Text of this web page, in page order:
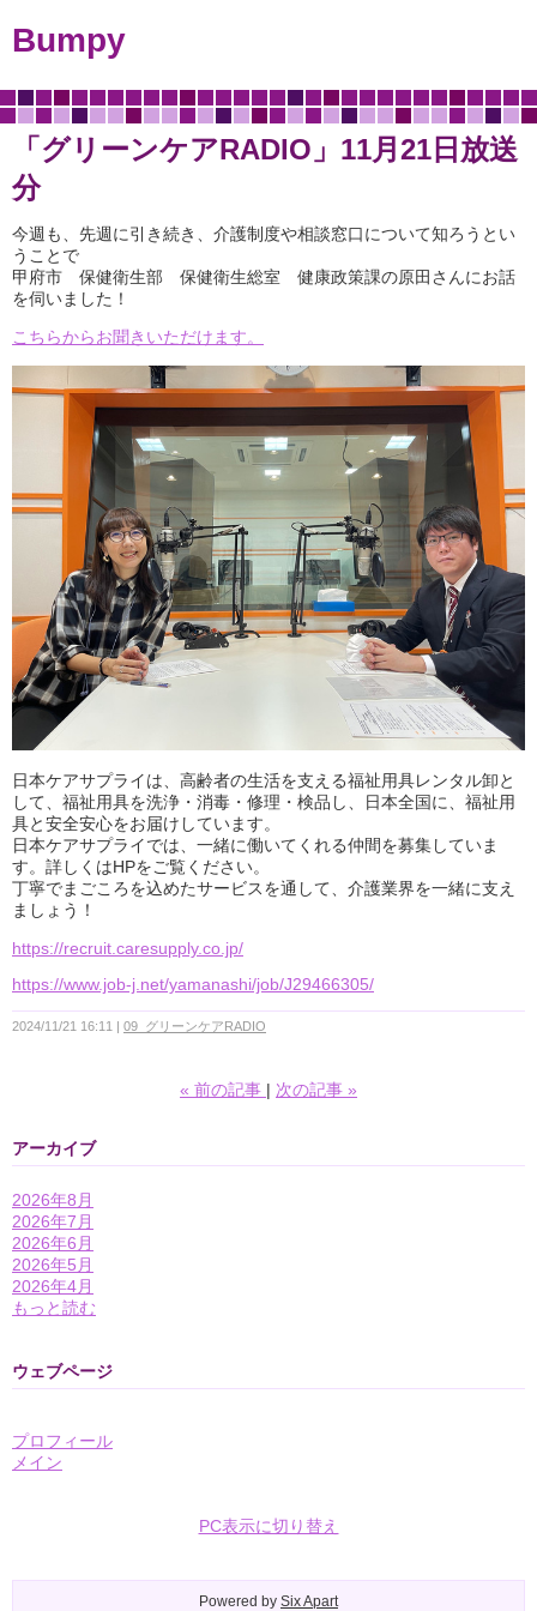
Bumpy
「グリーンケアRADIO」11月21日放送
分
今週も、先週に引き続き、介護制度や相談窓口について知ろうとい
うことで
甲府市 保健衛生部 保健衛生総室 健康政策課の原田さんにお話
を伺いました！
こちらからお聞きいただけます。
日本ケアサプライは、高齢者の生活を支える福祉用具レンタル卸と
して、福祉用具を洗浄・消毒・修理・検品し、日本全国に、福祉用
具と安全安心をお届けしています。
日本ケアサプライでは、一緒に働いてくれる仲間を募集していま
す。詳しくはHPをご覧ください。
丁寧でまごころを込めたサービスを通して、介護業界を一緒に支え
ましょう！
https://recruit.caresupply.co.jp/
https://www.job-j.net/yamanashi/job/J29466305/
2024/11/21 16:11 09_グリーンケアRADIO
« 前の記事 次の記事 »
アーカイブ
2026年8月
2026年7月
2026年6月
2026年5月
2026年4月
もっと読む
ウェブページ
プロフィール
メイン
PC表示に切り替え
Powered by Six Apart